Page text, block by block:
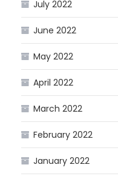
July 2022
June 2022
May 2022
April 2022
March 2022
February 2022
January 2022